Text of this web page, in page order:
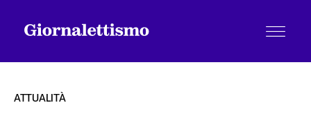
ATTUALITÀ